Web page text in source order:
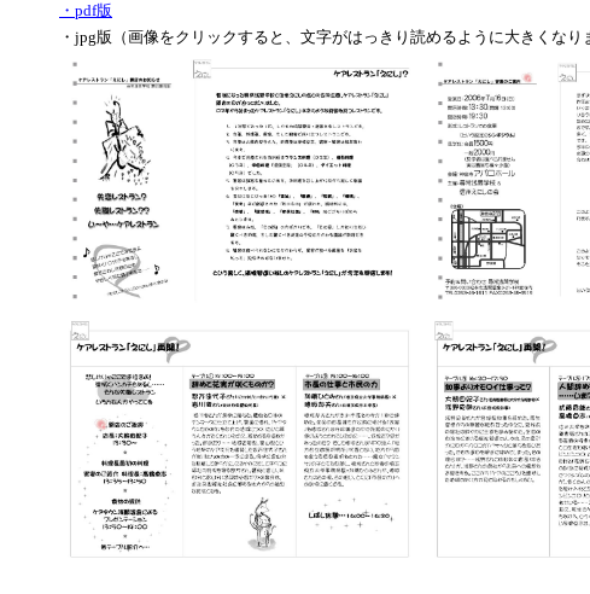
・pdf版
・jpg版（画像をクリックすると、文字がはっきり読めるように大きくなり